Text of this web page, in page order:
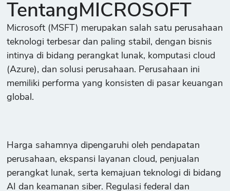
TentangMICROSOFT
Microsoft (MSFT) merupakan salah satu perusahaan
teknologi terbesar dan paling stabil, dengan bisnis
intinya di bidang perangkat lunak, komputasi cloud
(Azure), dan solusi perusahaan. Perusahaan ini
memiliki performa yang konsisten di pasar keuangan
global.
Harga sahamnya dipengaruhi oleh pendapatan
perusahaan, ekspansi layanan cloud, penjualan
perangkat lunak, serta kemajuan teknologi di bidang
AI dan keamanan siber. Regulasi federal dan